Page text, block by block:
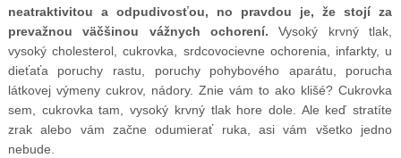
neatraktivitou a odpudivosťou, no pravdou je, že stojí za
prevažnou väčšinou vážnych ochorení. Vysoký krvný tlak,
vysoký cholesterol, cukrovka, srdcovocievne ochorenia, infarkty, u
dieťaťa poruchy rastu, poruchy pohybového aparátu, porucha
látkovej výmeny cukrov, nádory. Znie vám to ako klišé? Cukrovka
sem, cukrovka tam, vysoký krvný tlak hore dole. Ale keď stratíte
zrak alebo vám začne odumierať ruka, asi vám všetko jedno
nebude.